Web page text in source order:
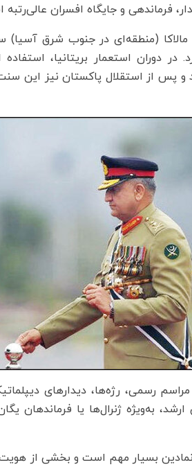
فرماندهی و جایگاه افسران عالی‌رتبه
(منطقه‌ای در جنوب شرق آسیا)
دوران استعمار بریتانیا،
و پس از استقلال پاکستان نیز این
رسمی، رژه‌ها، دیدارهای
به‌ویژه ژنرال‌ها یا فرماندهان
نمادین بسیار مهم است و بخشی از